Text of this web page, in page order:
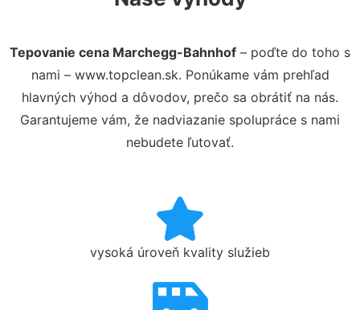
Tepovanie cena Marchegg-Bahnhof – poďte do toho s
nami – www.topclean.sk. Ponúkame vám prehľad
hlavných výhod a dôvodov, prečo sa obrátiť na nás.
Garantujeme vám, že nadviazanie spolupráce s nami
nebudete ľutovať.
vysoká úroveň kvality služieb